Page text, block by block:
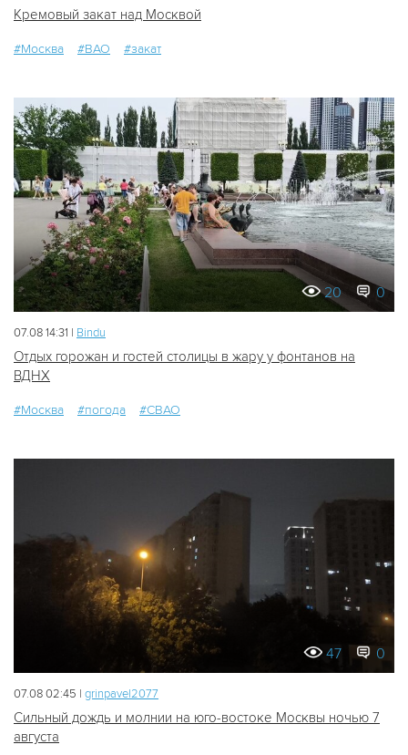
Кремовый закат над Москвой
#Москва #ВАО #закат
20 0
07.08 14:31 | Bindu
Отдых горожан и гостей столицы в жару у фонтанов на
ВДНХ
#Москва #погода #СВАО
47 0
07.08 02:45 | grinpavel2077
Сильный дождь и молнии на юго-востоке Москвы ночью 7
августа